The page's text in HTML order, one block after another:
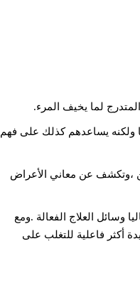
لما يخيف المرء.
ولكنه يساعدهم كذلك على فهم
،وتكشف عن معاني الأعراض
وسائل العلاج الفعالة .ومع
أكثر فاعلية للتغلب على